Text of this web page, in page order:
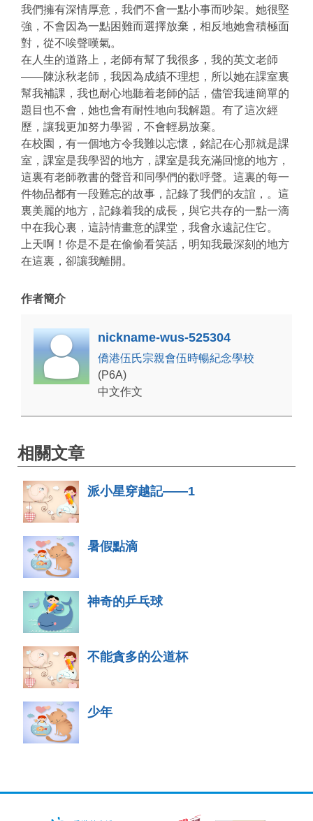
我們擁有深情厚意，我們不會一點小事而吵架。她很堅
強，不會因為一點困難而選擇放棄，相反地她會積極面
對，從不唉聲嘆氣。
在人生的道路上，老師有幫了我很多，我的英文老師
——陳泳秋老師，我因為成績不理想，所以她在課室裏
幫我補課，我也耐心地聽着老師的話，儘管我連簡單的
題目也不會，她也會有耐性地向我解題。有了這次經
歷，讓我更加努力學習，不會輕易放棄。
在校園，有一個地方令我難以忘懷，銘記在心那就是課
室，課室是我學習的地方，課室是我充滿回憶的地方，
這裏有老師教書的聲音和同學們的歡呼聲。這裏的每一
件物品都有一段難忘的故事，記錄了我們的友誼，。這
裏美麗的地方，記錄着我的成長，與它共存的一點一滴
中在我心裏，這詩情畫意的課堂，我會永遠記住它。
上天啊！你是不是在偷偷看笑話，明知我最深刻的地方
在這裏，卻讓我離開。
作者簡介
nickname-wus-525304
僑港伍氏宗親會伍時暢紀念學校
(P6A)
中文作文
相關文章
派小星穿越記——1
暑假點滴
神奇的乒乓球
不能貪多的公道杯
少年